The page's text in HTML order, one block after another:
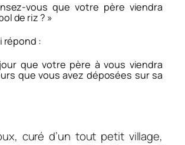
vous que votre père viendra
de riz ? »
répond :
que votre père à vous viendra
que vous avez déposées sur sa
curé d’un tout petit village,